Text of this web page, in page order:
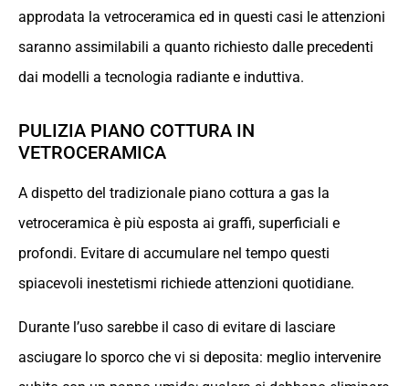
approdata la vetroceramica ed in questi casi le attenzioni
saranno assimilabili a quanto richiesto dalle precedenti
dai modelli a tecnologia radiante e induttiva.
PULIZIA PIANO COTTURA IN
VETROCERAMICA
A dispetto del tradizionale piano cottura a gas la
vetroceramica è più esposta ai graffi, superficiali e
profondi. Evitare di accumulare nel tempo questi
spiacevoli inestetismi richiede attenzioni quotidiane.
Durante l’uso sarebbe il caso di evitare di lasciare
asciugare lo sporco che vi si deposita: meglio intervenire